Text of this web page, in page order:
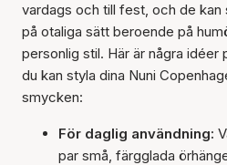
vardags och till fest, och de kan
på otaliga sätt beroende på
personlig stil. Här är några idéer
du kan styla dina Nuni
smycken:
För daglig användning:
par små, färgglada